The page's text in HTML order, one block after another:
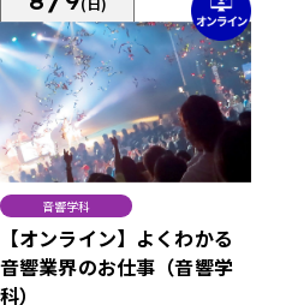
音響学科
【オンライン】よくわかる
音響業界のお仕事（音響学
科）